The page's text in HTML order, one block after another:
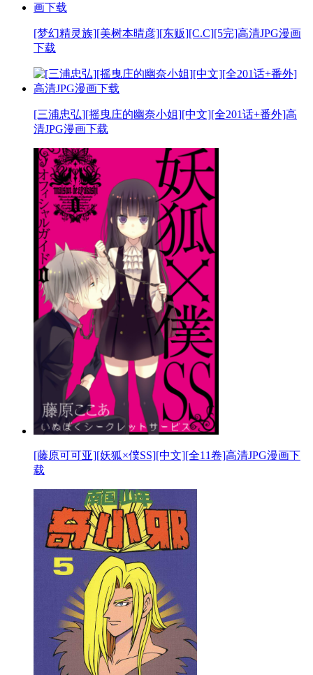
[梦幻精灵族][美树本晴彦][东贩][C.C][5完]高清JPG漫画
下载
[三浦忠弘][摇曳庄的幽奈小姐][中文][全201话+番外]高
清JPG漫画下载
[藤原可可亚][妖狐×僕SS][中文][全11卷]高清JPG漫画下
载